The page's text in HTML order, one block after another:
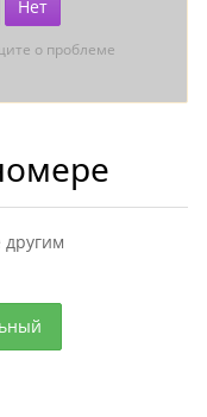
Нет
о проблеме
другим